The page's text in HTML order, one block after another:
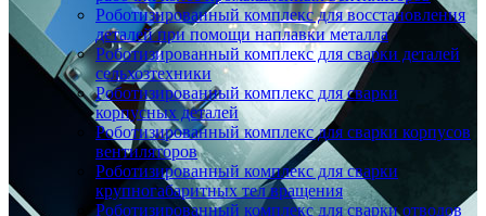
Роботизированный комплекс для восстановления
деталей при помощи наплавки металла
Роботизированный комплекс для сварки деталей
сельхозтехники
Роботизированный комплекс для сварки
корпусных деталей
Роботизированный комплекс для сварки корпусов
вентиляторов
Роботизированный комплекс для сварки
крупногабаритных тел вращения
Роботизированный комплекс для сварки отводов